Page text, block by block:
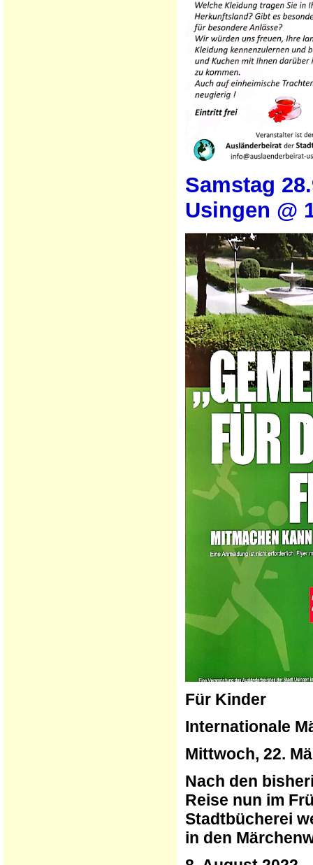
Samstag
Usingen @
Für Kinder
Internationale
Mittwoch, 22.
Nach den
Reise nun im
Stadtbücherei
in den